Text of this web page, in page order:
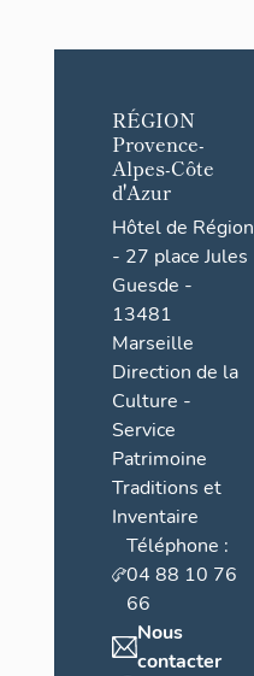
RÉGION
Provence-
Alpes-Côte
d'Azur
Hôtel de Région
- 27 place Jules
Guesde -
13481
Marseille
Direction de la
Culture -
Service
Patrimoine
Traditions et
Inventaire
Téléphone :
04 88 10 76
66
Nous
contacter